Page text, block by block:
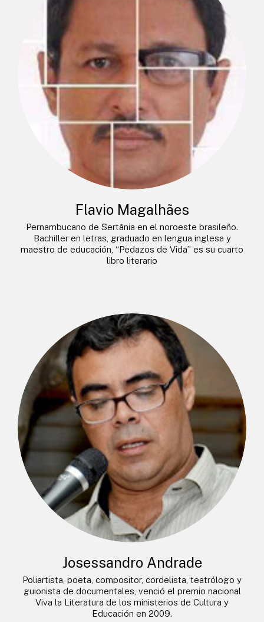
Flavio Magalhães
Pernambucano de Sertânia en el noroeste brasileño.
Bachiller en letras, graduado en lengua inglesa y
maestro de educación, “Pedazos de Vida” es su cuarto
libro literario
Josessandro Andrade
Poliartista, poeta, compositor, cordelista, teatrólogo y
guionista de documentales, venció el premio nacional
Viva la Literatura de los ministerios de Cultura y
Educación en 2009.